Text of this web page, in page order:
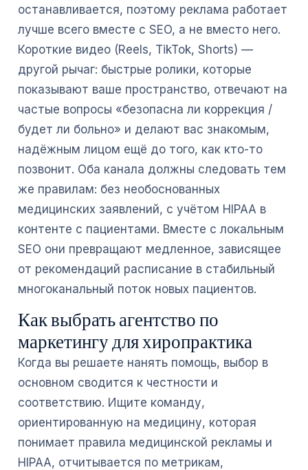
останавливается, поэтому реклама работает
лучше всего вместе с SEO, а не вместо него.
Короткие видео (Reels, TikTok, Shorts) —
другой рычаг: быстрые ролики, которые
показывают ваше пространство, отвечают на
частые вопросы «безопасна ли коррекция /
будет ли больно» и делают вас знакомым,
надёжным лицом ещё до того, как кто-то
позвонит. Оба канала должны следовать тем
же правилам: без необоснованных
медицинских заявлений, с учётом HIPAA в
контенте с пациентами. Вместе с локальным
SEO они превращают медленное, зависящее
от рекомендаций расписание в стабильный
многоканальный поток новых пациентов.
Как выбрать агентство по
маркетингу для хиропрактика
Когда вы решаете нанять помощь, выбор в
основном сводится к честности и
соответствию. Ищите команду,
ориентированную на медицину, которая
понимает правила медицинской рекламы и
HIPAA, отчитывается по метрикам,